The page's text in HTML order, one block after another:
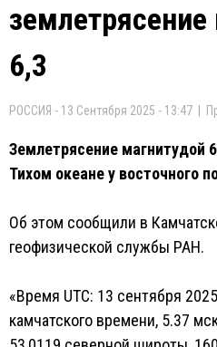
6,3
РОССИЯ - 13 Сентября 2025 - 13:47 |
Землетрясение магнитудой
Тихом океане у восточного
Об этом сообщили в
геофизической службы РАН.
«Время UTC: 13 сентября
камчатского времени, 5.37